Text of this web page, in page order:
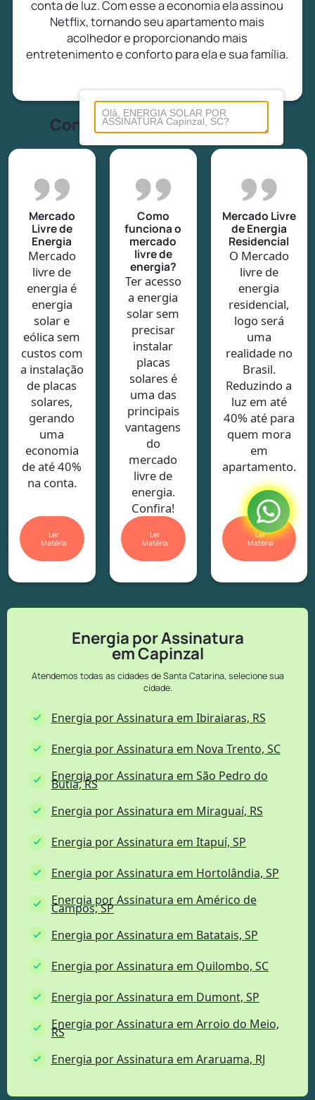
conta de luz. Com esse a economia ela assinou
Netflix, tornando seu apartamento mais
acolhedor e proporcionando mais
entretenimento e conforto para ela e sua família.
Conheça tudo sobre energia
Mercado
Livre de
Energia
Mercado
livre de
energia é
energia
solar e
eólica sem
custos com
a instalação
de placas
solares,
gerando
uma
economia
de até 40%
na conta.
Ler
Matéria
Como
funciona o
mercado
livre de
energia?
Ter acesso
a energia
solar sem
precisar
instalar
placas
solares é
uma das
principais
vantagens
do
mercado
livre de
energia.
Confira!
Ler
Matéria
Mercado Livre
de Energia
Residencial
O Mercado
livre de
energia
residencial,
logo será
uma
realidade no
Brasil.
Reduzindo a
luz em até
40% até para
quem mora
em
apartamento.
Ler
Matéria
Energia por Assinatura
em Capinzal
Atendemos todas as cidades de Santa Catarina, selecione sua
cidade.
Energia por Assinatura em Ibiraiaras, RS
Energia por Assinatura em Nova Trento, SC
Energia por Assinatura em São Pedro do
Butiá, RS
Energia por Assinatura em Miraguaí, RS
Energia por Assinatura em Itapuí, SP
Energia por Assinatura em Hortolândia, SP
Energia por Assinatura em Américo de
Campos, SP
Energia por Assinatura em Batatais, SP
Energia por Assinatura em Quilombo, SC
Energia por Assinatura em Dumont, SP
Energia por Assinatura em Arroio do Meio,
RS
Energia por Assinatura em Araruama, RJ